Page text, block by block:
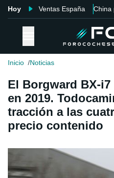
Hoy Ventas España China
Inicio Noticias
El Borgward BX-
en 2019.
tracción a las
precio contenido